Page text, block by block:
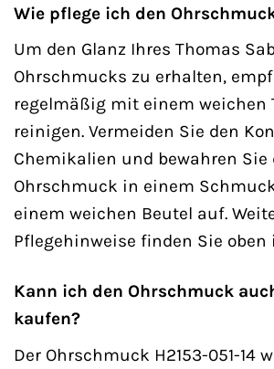
Wie pflege ich den
Um den Glanz Ihres Thomas
Ohrschmucks zu erhalten,
regelmäßig mit einem weichen
reinigen. Vermeiden Sie den
Chemikalien und bewahren Sie
Ohrschmuck in einem
einem weichen Beutel auf.
Pflegehinweise finden Sie oben
Kann ich den Ohrschmuck
kaufen?
Der Ohrschmuck H2153-051-14